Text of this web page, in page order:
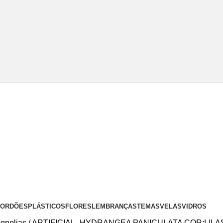
PLÁSTICOSFLORESLEMBRANÇASTEMASVELASVIDROS